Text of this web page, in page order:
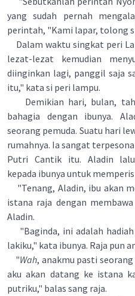
yang sudah pernah
perintah, "Kami lapar, tolong
Dalam waktu singkat peri
lezat-lezat kemudian
diinginkan lagi, panggil saja
itu," kata si peri lampu.
Demikian hari, bulan,
bahagia dengan ibunya.
seorang pemuda. Suatu hari
rumahnya. Ia sangat
Putri Cantik itu. Aladin lalu
kepada ibunya untuk
"Tenang, Aladin, ibu akan
istana raja dengan
Aladin.
"Baginda, ini adalah
lakiku," kata ibunya. Raja pun
"Wah, anakmu pasti
aku akan datang ke istana
putriku," balas sang raja.